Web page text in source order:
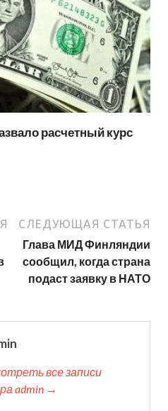
расчетный курс
СЛЕДУЮЩАЯ СТАТЬЯ
Глава МИД Финляндии
сообщил, когда страна
подаст заявку в НАТО
все записи
admin →